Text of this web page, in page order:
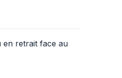
en retrait face au